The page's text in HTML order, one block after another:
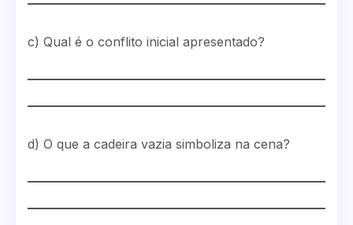
c) Qual é o conflito inicial apresentado?
d) O que a cadeira vazia simboliza na cena?